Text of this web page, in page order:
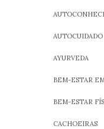
AUTOCUIDADO
AYURVEDA
BEM-ESTAR
BEM-ESTAR
CACHOEIRAS